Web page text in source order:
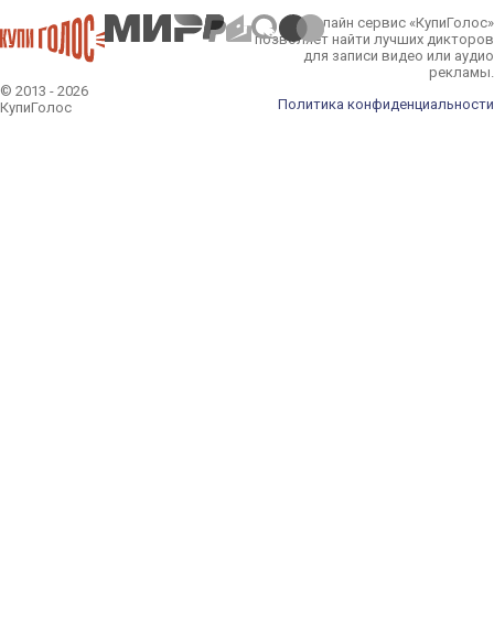
© 2013 - 2026
КупиГолос
Онлайн сервис «КупиГолос»
позволяет найти лучших дикторов
для записи видео или аудио
рекламы.
Политика конфиденциальности